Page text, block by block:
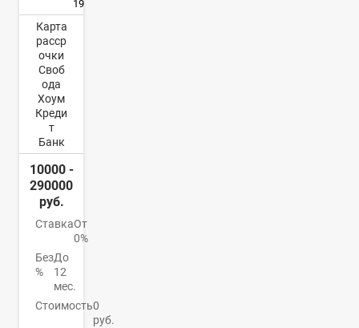
19
Карта
расср
очки
Своб
ода
Хоум
Креди
т
Банк
10000 -
290000
руб.
СтавкаОт
0%
Без
%
До
12
мес.
Стоимость0
руб.